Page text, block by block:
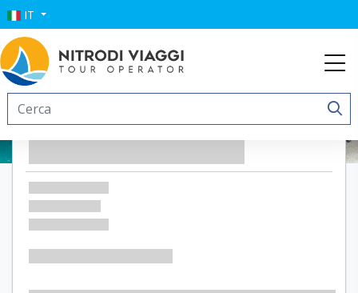
IT
Dammusi Sciuvechi Resort